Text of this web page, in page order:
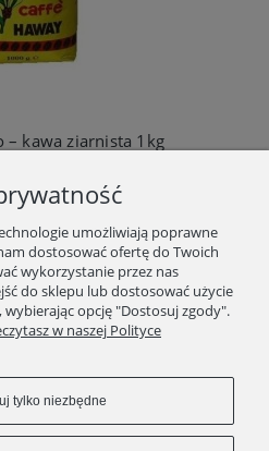
– kawa ziarnista 1kg
koszyka
umożliwiają poprawne
dostosować ofertę do Twoich
wykorzystanie przez nas
do sklepu lub dostosować użycie
opcję "Dostosuj zgody".
w naszej Polityce
tylko niezbędne